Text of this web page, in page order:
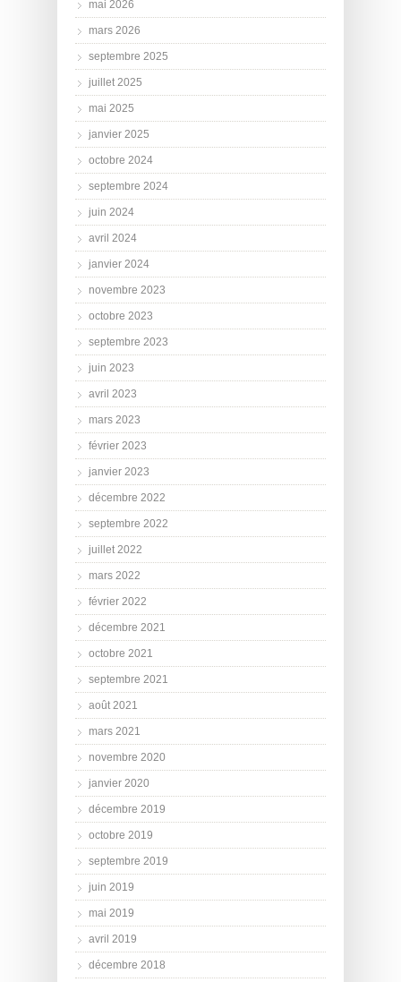
mai 2026
mars 2026
septembre 2025
juillet 2025
mai 2025
janvier 2025
octobre 2024
septembre 2024
juin 2024
avril 2024
janvier 2024
novembre 2023
octobre 2023
septembre 2023
juin 2023
avril 2023
mars 2023
février 2023
janvier 2023
décembre 2022
septembre 2022
juillet 2022
mars 2022
février 2022
décembre 2021
octobre 2021
septembre 2021
août 2021
mars 2021
novembre 2020
janvier 2020
décembre 2019
octobre 2019
septembre 2019
juin 2019
mai 2019
avril 2019
décembre 2018